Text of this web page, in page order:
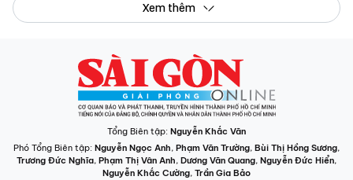
Xem thêm
Tổng Biên tập: Nguyễn Khắc Văn
Phó Tổng Biên tập: Nguyễn Ngọc Anh, Phạm Văn Trường, Bùi Thị Hồng Sương,
Trương Đức Nghĩa, Phạm Thị Vân Anh, Dương Văn Quang, Nguyễn Đức Hiển,
Nguyễn Khắc Cường, Trần Gia Bảo